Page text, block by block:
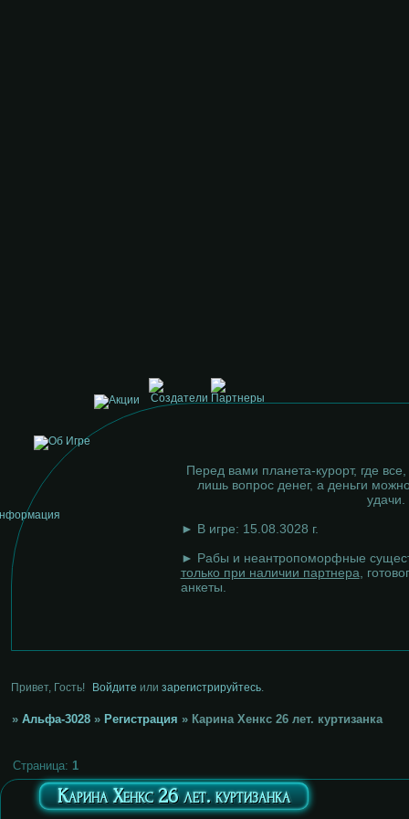
Перед вами планета-курорт, где
лишь вопрос денег, а деньги
удачи.
► В игре: 15.08.3028 г.
► Рабы и неантропоморфные
только при наличии партнера ,
анкеты.
Привет, Гость! Войдите илизарегистрируйтесь
» Альфа-3028 » Регистрация » Карина Хенкс 26 лет. куртизанка
Карина Хенкс 26 лет. куртизанка
Страница: 1